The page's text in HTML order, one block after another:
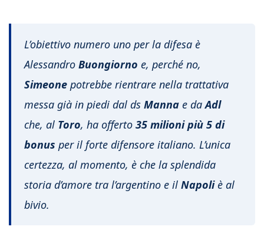
L’obiettivo numero uno per la difesa è
Alessandro Buongiorno e, perché no,
Simeone potrebbe rientrare nella trattativa
messa già in piedi dal ds Manna e daAdl
che, al Toro, ha offerto 35 milioni più 5 di
bonus per il forte difensore italiano. L’unica
certezza, al momento, è che la splendida
storia d’amore tra l’argentino e il Napoliè al
bivio.